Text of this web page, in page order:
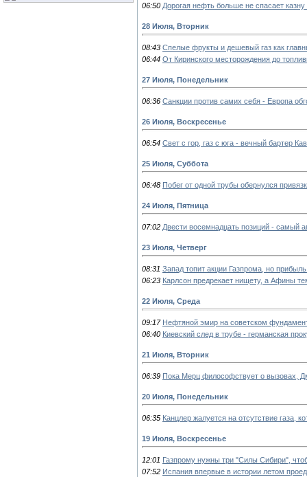
06:50 Дорогая нефть больше не спасает казну
28 Июля, Вторник
08:43 Спелые фрукты и дешевый газ как
06:44 От Киринского месторождения до
27 Июля, Понедельник
06:36 Санкции против самих себя - Европа
26 Июля, Воскресенье
06:54 Свет с гор, газ с юга - вечный бартер
25 Июля, Суббота
06:48 Побег от одной трубы обернулся
24 Июля, Пятница
07:02 Двести восемнадцать позиций - самый
23 Июля, Четверг
08:31 Запад топит акции Газпрома, но
06:23 Карлсон предрекает нищету, а Афины
22 Июля, Среда
09:17 Нефтяной эмир на советском
06:40 Киевский след в трубе - германская
21 Июля, Вторник
06:39 Пока Мерц философствует о вызовах,
20 Июля, Понедельник
06:35 Канцлер жалуется на отсутствие газа,
19 Июля, Воскресенье
12:01 Газпрому нужны три "Силы Сибири",
07:52 Испания впервые в истории летом